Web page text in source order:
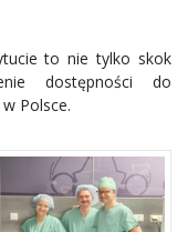
to nie tylko skok
dostępności do
Polsce.